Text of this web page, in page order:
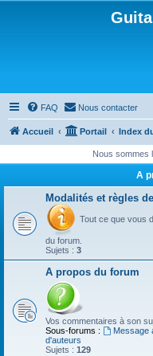
FAQ Nous contacter
Accueil Portail Index
Nous sommes
A
Modalités et règles
Tout ce que vous
du forum.
Sujets : 3
A propos du forum
Vos commentaires à son
Sous-forums :
Message
d'auteurs
Sujets : 129